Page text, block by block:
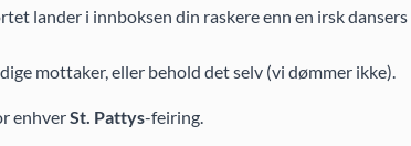
lander i innboksen din raskere enn en irsk dansers
mottaker, eller behold det selv (vi dømmer ikke).
enhverSt. Pattys-feiring.